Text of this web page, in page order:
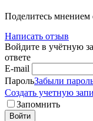
Поделитесь мнением
Написать отзыв
Войдите в учётную
ответе
E-mail
ПарольЗабыли
Создать учетную
Запомнить
Войти